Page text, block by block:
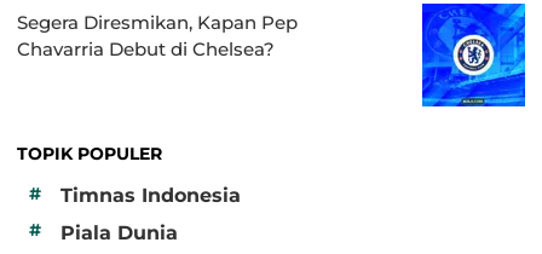
Segera Diresmikan, Kapan Pep
Chavarria Debut di Chelsea?
TOPIK POPULER
#
Timnas Indonesia
# Piala Dunia